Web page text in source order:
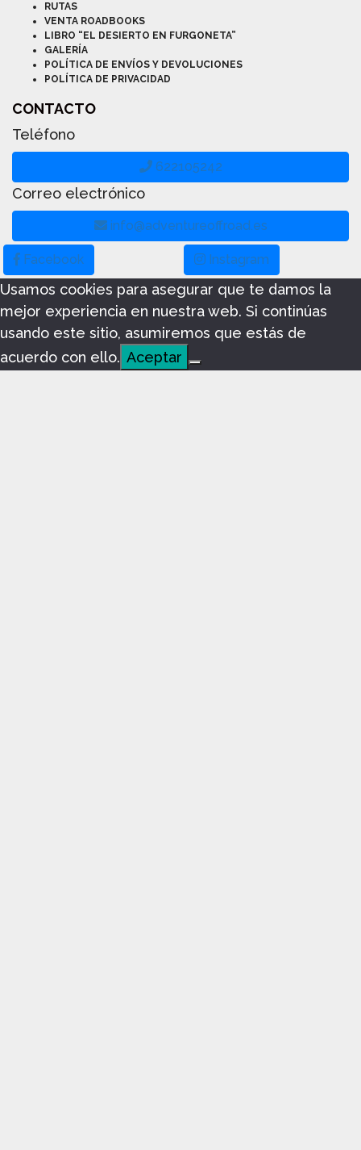
RUTAS
VENTA ROADBOOKS
LIBRO “EL DESIERTO EN FURGONETA”
GALERÍA
POLÍTICA DE ENVÍOS Y DEVOLUCIONES
POLÍTICA DE PRIVACIDAD
CONTACTO
Teléfono
622105242
Correo electrónico
info@adventureoffroad.es
Facebook Instagram
Usamos cookies para asegurar que te damos la
mejor experiencia en nuestra web. Si continúas
usando este sitio, asumiremos que estás de
acuerdo con ello. Aceptar